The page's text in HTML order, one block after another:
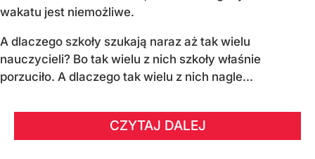
wakatu jest niemożliwe.
A dlaczego szkoły szukają naraz aż tak wielu
nauczycieli? Bo tak wielu z nich szkoły właśnie
porzuciło. A dlaczego tak wielu z nich nagle...
CZYTAJ DALEJ